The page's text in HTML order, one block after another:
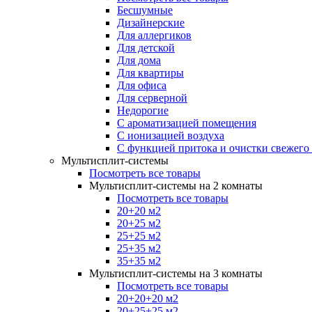
Бесшумные
Дизайнерские
Для аллергиков
Для детской
Для дома
Для квартиры
Для офиса
Для серверной
Недорогие
С ароматизацией помещения
С ионизацией воздуха
С функцией притока и очистки свежего
Мультисплит-системы
Посмотреть все товары
Мультисплит-системы на 2 комнаты
Посмотреть все товары
20+20 м2
20+25 м2
25+25 м2
25+35 м2
35+35 м2
Мультисплит-системы на 3 комнаты
Посмотреть все товары
20+20+20 м2